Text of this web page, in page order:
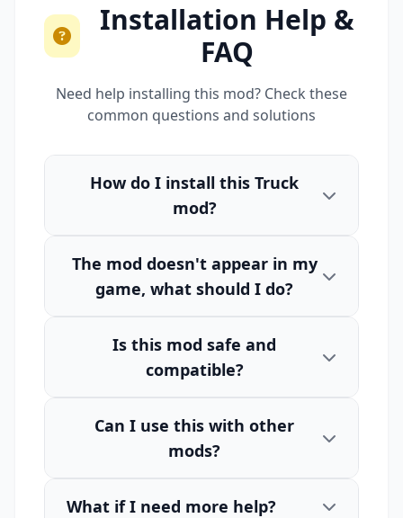
Installation Help &
FAQ
Need help installing this mod? Check these
common questions and solutions
How do I install this Truck
mod?
The mod doesn't appear in my
game, what should I do?
Is this mod safe and
compatible?
Can I use this with other
mods?
What if I need more help?